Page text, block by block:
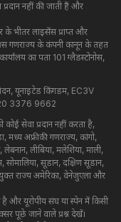
प्रदान नहीं की जाती हैं और
के भीतर लाइसेंस प्राप्त और
गणराज्य के कंपनी कानून के तहत
का पता 101 ग्लैडस्टोनोस,
यूनाइटेड किंगडम, EC3V
3376 9662
कोई सेवा प्रदान नहीं करता है,
मध्य अफ्रीकी गणराज्य, कांगो,
लेबनान, लीबिया, मलेशिया, माली,
सोमालिया, सूडान, दक्षिण सूडान,
राज्य अमेरिका, वेनेजुएला और
और यूरोपीय संघ या स्पेन में किसी
पूछे जाने वाले प्रश्न देखें।